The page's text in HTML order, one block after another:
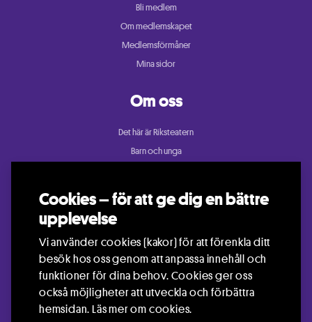
Cookies – för att ge dig en bättre
upplevelse
Vi använder cookies (kakor) för att förenkla ditt
besök hos oss genom att anpassa innehåll och
funktioner för dina behov. Cookies ger oss
också möjligheter att utveckla och förbättra
hemsidan.Läs mer om cookies.
Bli medlem
Om medlemskapet
Medlemsförmåner
Mina sidor
Om oss
Det här är Riksteatern
Barn och unga
Konsert och festival
Samtida cirkus
Teater